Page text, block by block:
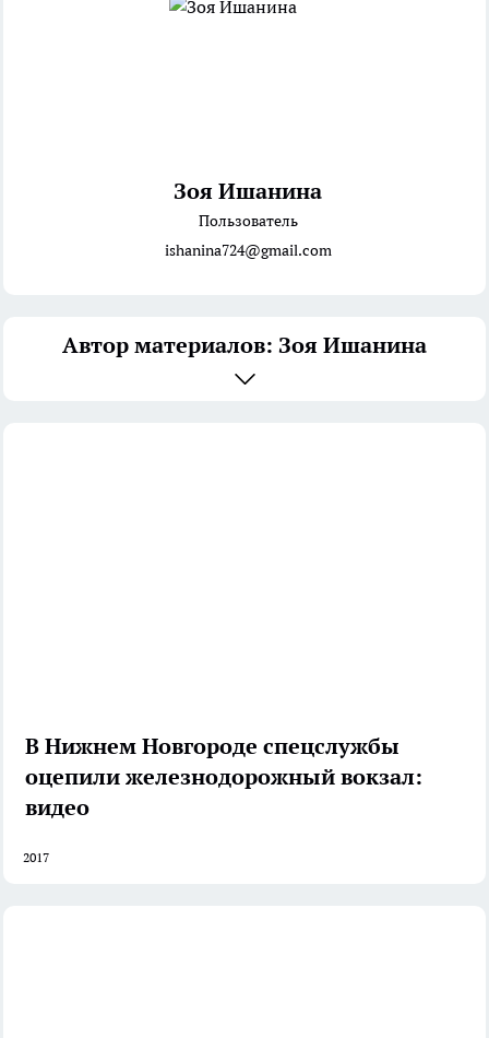
Зоя Ишанина
Пользователь
ishanina724@gmail.com
Автор материалов: Зоя Ишанина
В Нижнем Новгороде спецслужбы
оцепили железнодорожный вокзал:
видео
2017